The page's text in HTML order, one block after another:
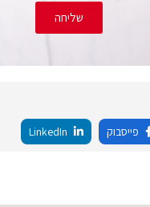
שליחה
פייסבוק